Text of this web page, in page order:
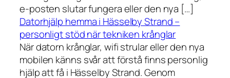
e-posten slutar fungera eller den nya […]
Datorhjälp hemma i Hässelby Strand –
personligt stöd när tekniken krånglar
När datorn krånglar, wifi strular eller den nya
mobilen känns svår att förstå finns personlig
hjälp att få i Hässelby Strand. Genom